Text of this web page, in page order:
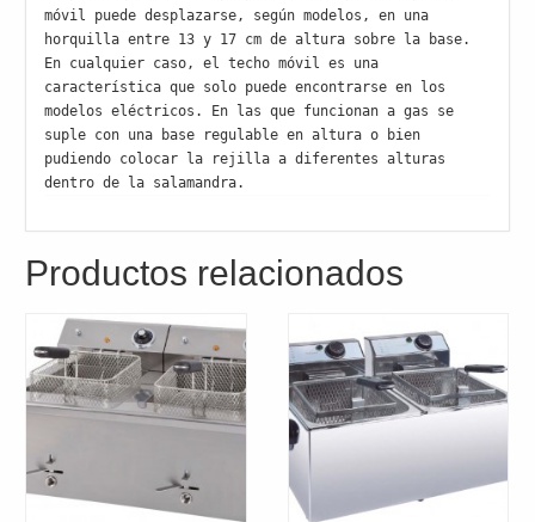
móvil puede desplazarse, según modelos, en una
horquilla entre 13 y 17 cm de altura sobre la base.
En cualquier caso, el techo móvil es una
característica que solo puede encontrarse en los
modelos eléctricos. En las que funcionan a gas se
suple con una base regulable en altura o bien
pudiendo colocar la rejilla a diferentes alturas
dentro de la salamandra.
Productos relacionados